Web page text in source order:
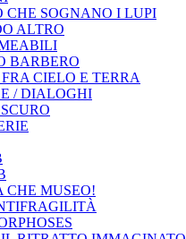
CHE SOGNANO I LUPI
ALTRO
BARBERO
CIELO E TERRA
/ DIALOGHI
CHE MUSEO!